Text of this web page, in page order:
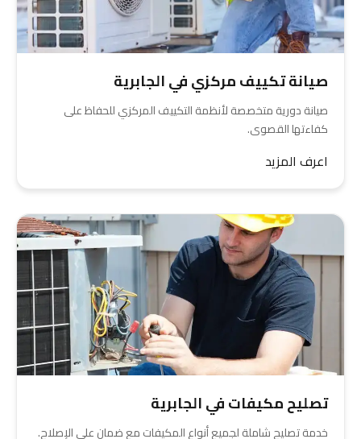
صيانة تكييف مركزي في الجابرية
صيانة دورية متخصصة لأنظمة التكييف المركزي للحفاظ على
كفاءتها القصوى.
اعرف المزيد
تصليح مكيفات في الجابرية
خدمة تصليح شاملة لجميع أنواع المكيفات مع ضمان على الإصلاح.